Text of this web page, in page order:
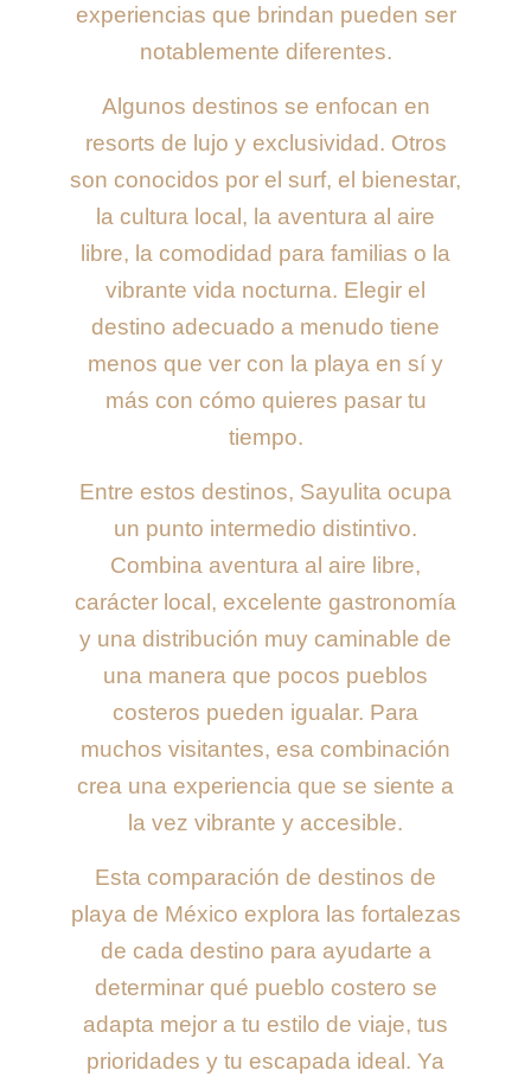
experiencias que brindan pueden ser
notablemente diferentes.
Algunos destinos se enfocan en
resorts de lujo y exclusividad. Otros
son conocidos por el surf, el bienestar,
la cultura local, la aventura al aire
libre, la comodidad para familias o la
vibrante vida nocturna. Elegir el
destino adecuado a menudo tiene
menos que ver con la playa en sí y
más con cómo quieres pasar tu
tiempo.
Entre estos destinos, Sayulita ocupa
un punto intermedio distintivo.
Combina aventura al aire libre,
carácter local, excelente gastronomía
y una distribución muy caminable de
una manera que pocos pueblos
costeros pueden igualar. Para
muchos visitantes, esa combinación
crea una experiencia que se siente a
la vez vibrante y accesible.
Esta comparación de destinos de
playa de México explora las fortalezas
de cada destino para ayudarte a
determinar qué pueblo costero se
adapta mejor a tu estilo de viaje, tus
prioridades y tu escapada ideal. Ya